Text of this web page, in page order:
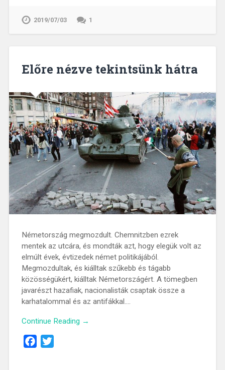
2019/07/03 1
Előre nézve tekintsünk hátra
Németország megmozdult. Chemnitzben ezrek
mentek az utcára, és mondták azt, hogy elegük volt az
elmúlt évek, évtizedek német politikájából.
Megmozdultak, és kiálltak szűkebb és tágabb
közösségükért, kiálltak Németországért. A tömegben
javarészt hazafiak, nacionalisták csaptak össze a
karhatalommal és az antifákkal….
Continue Reading →
Facebook